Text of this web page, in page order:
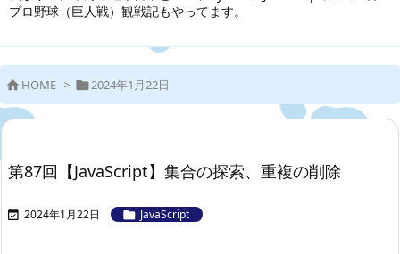
プロ野球（巨人戦）観戦記もやってます。
 HOME > 2024年1月22日
第87回【JavaScript】集合の探索、重複の削除
 2024年1月22日  JavaScript